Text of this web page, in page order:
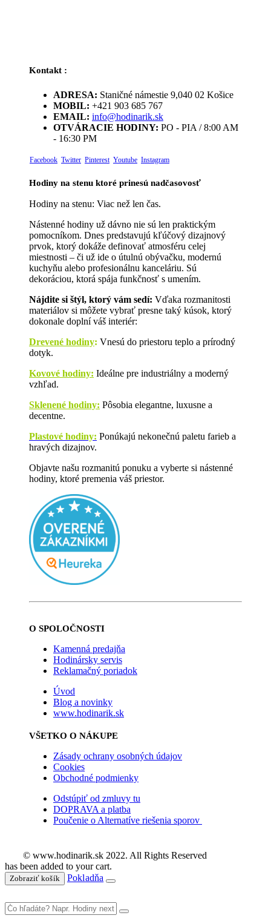
Kontakt :
ADRESA: Staničné námestie 9,040 02 Košice
MOBIL: +421 903 685 767
EMAIL: info@hodinarik.sk
OTVÁRACIE HODINY: PO - PIA / 8:00 AM
- 16:30 PM
Facebook Twitter Pinterest Youtube Instagram
Hodiny na stenu ktoré prinesú nadčasovosť
Hodiny na stenu: Viac než len čas.
Nástenné hodiny už dávno nie sú len praktickým
pomocníkom. Dnes predstavujú kľúčový dizajnový
prvok, ktorý dokáže definovať atmosféru celej
miestnosti – či už ide o útulnú obývačku, modernú
kuchyňu alebo profesionálnu kanceláriu. Sú
dekoráciou, ktorá spája funkčnosť s umením.
Nájdite si štýl, ktorý vám sedí: Vďaka rozmanitosti
materiálov si môžete vybrať presne taký kúsok, ktorý
dokonale doplní váš interiér:
Drevené hodiny: Vnesú do priestoru teplo a prírodný
dotyk.
Kovové hodiny: Ideálne pre industriálny a moderný
vzhľad.
Sklenené hodiny: Pôsobia elegantne, luxusne a
decentne.
Plastové hodiny: Ponúkajú nekonečnú paletu farieb a
hravých dizajnov.
Objavte našu rozmanitú ponuku a vyberte si nástenné
hodiny, ktoré premenia váš priestor.
O SPOLOČNOSTI
Kamenná predajňa
Hodinársky servis
Reklamačný poriadok
Úvod
Blog a novinky
www.hodinarik.sk
VŠETKO O NÁKUPE
Zásady ochrany osobných údajov
Cookies
Obchodné podmienky
Odstúpiť od zmluvy tu
DOPRAVA a platba
Poučenie o Alternatíve riešenia sporov
© www.hodinarik.sk 2022. All Rights Reserved
has been added to your cart.
Zobraziť košík Pokladňa